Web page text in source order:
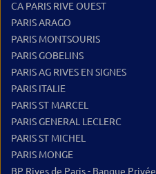
CA PARIS RIVE OUEST
PARIS ARAGO
PARIS MONTSOURIS
PARIS GOBELINS
PARIS AG RIVES EN SIGNES
PARIS ITALIE
PARIS ST MARCEL
PARIS GENERAL LECLERC
PARIS ST MICHEL
PARIS MONGE
BP Rives de Paris - Banque Privée